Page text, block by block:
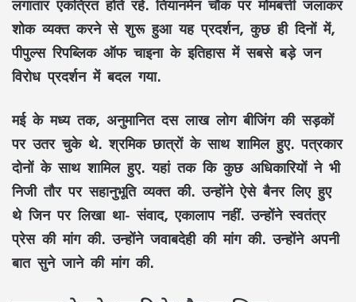
शोक व्यक्त करने से शुरू हुआ यह प्रदर्शन, कुछ ही दिनों में,
पीपुल्स रिपब्लिक ऑफ चाइना के इतिहास में सबसे बड़े जन
विरोध प्रदर्शन में बदल गया.
मई के मध्य तक, अनुमानित दस लाख लोग बीजिंग की सड़कों
पर उतर चुके थे. श्रमिक छात्रों के साथ शामिल हुए. पत्रकार
दोनों के साथ शामिल हुए. यहां तक ​​कि कुछ अधिकारियों ने भी
निजी तौर पर सहानुभूति व्यक्त की. उन्होंने ऐसे बैनर लिए हुए
थे जिन पर लिखा था- संवाद, एकालाप नहीं. उन्होंने स्वतंत्र
प्रेस की मांग की. उन्होंने जवाबदेही की मांग की. उन्होंने अपनी
बात सुने जाने की मांग की.